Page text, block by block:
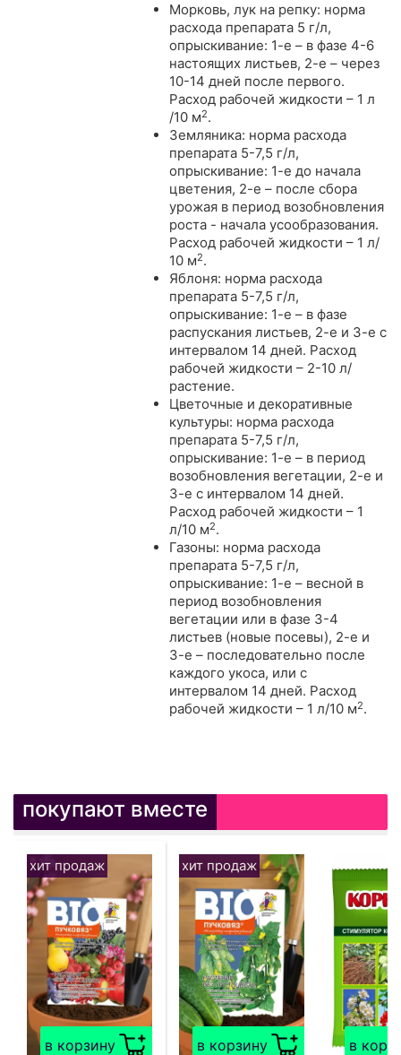
Морковь, лук на репку: норма
расхода препарата 5 г/л,
опрыскивание: 1-е – в фазе 4-6
настоящих листьев, 2-е – через
10-14 дней после первого.
Расход рабочей жидкости – 1 л
/10 м2.
Земляника: норма расхода
препарата 5-7,5 г/л,
опрыскивание: 1-е до начала
цветения, 2-е – после сбора
урожая в период возобновления
роста - начала усообразования.
Расход рабочей жидкости – 1 л/
10 м2.
Яблоня: норма расхода
препарата 5-7,5 г/л,
опрыскивание: 1-е – в фазе
распускания листьев, 2-е и 3-е с
интервалом 14 дней. Расход
рабочей жидкости – 2-10 л/
растение.
Цветочные и декоративные
культуры: норма расхода
препарата 5-7,5 г/л,
опрыскивание: 1-е – в период
возобновления вегетации, 2-е и
3-е с интервалом 14 дней.
Расход рабочей жидкости – 1
л/10 м2.
Газоны: норма расхода
препарата 5-7,5 г/л,
опрыскивание: 1-е – весной в
период возобновления
вегетации или в фазе 3-4
листьев (новые посевы), 2-е и
3-е – последовательно после
каждого укоса, или с
интервалом 14 дней. Расход
рабочей жидкости – 1 л/10 м2.
покупают вместе
в корзину
хит продаж
в корзину
хит продаж
в